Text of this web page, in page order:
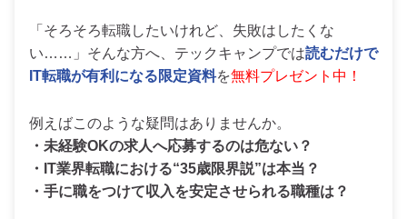
「そろそろ転職したいけれど、失敗はしたくな
い……」そんな方へ、テックキャンプでは読むだけで
IT転職が有利になる限定資料を無料プレゼント中！
例えばこのような疑問はありませんか。
・未経験OKの求人へ応募するのは危ない？
・IT業界転職における“35歳限界説”は本当？
・手に職をつけて収入を安定させられる職種は？